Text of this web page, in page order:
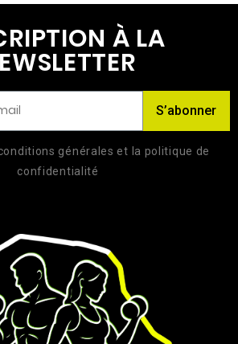
À LA
S’abonner
générales et la politique de
confidentialité